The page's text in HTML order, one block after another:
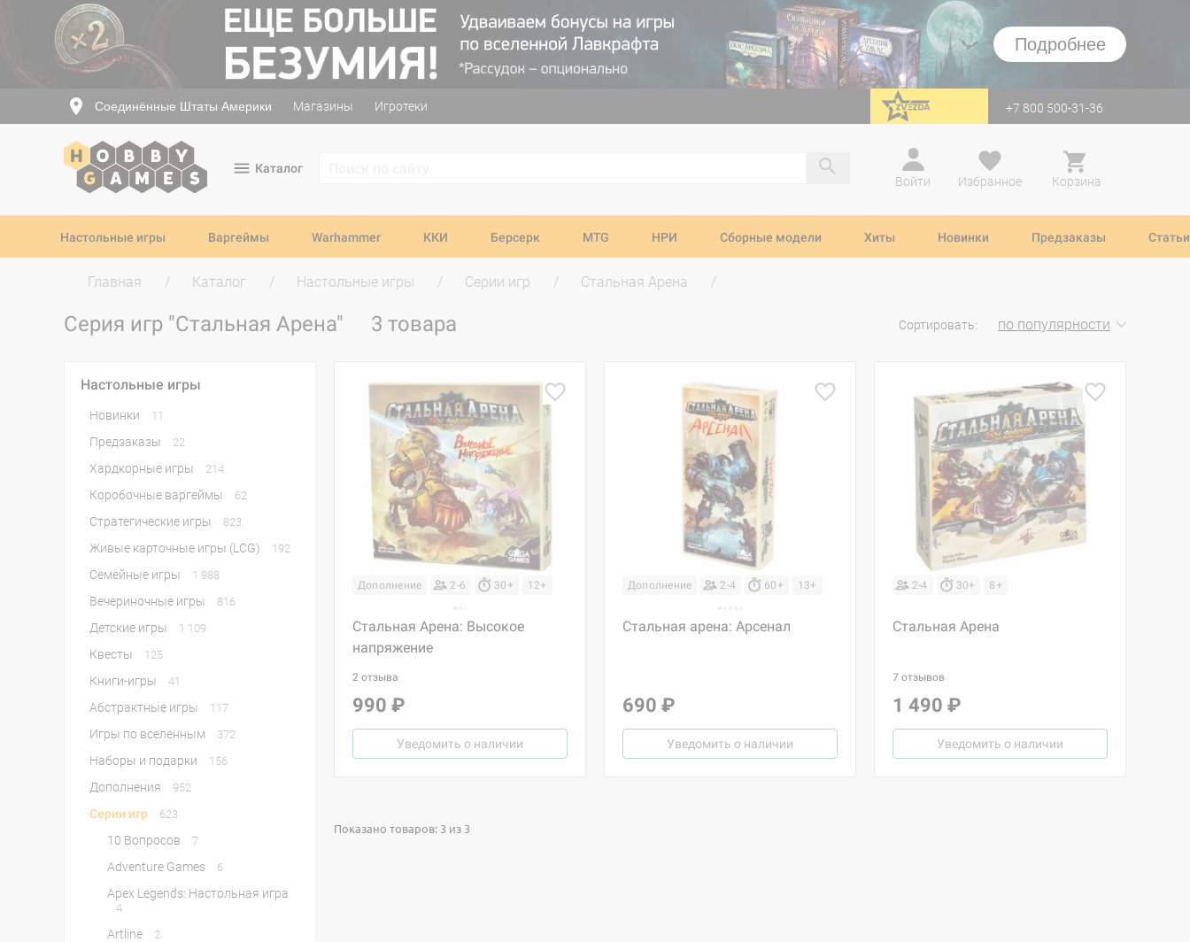
Подробнее
Соединённые Штаты Америки Магазины Игротеки перейти на Zvezda +7 800 500-31-36
Каталог
Войти
Избранное Корзина
Настольные игры Варгеймы Warhammer ККИ Берсерк MTG НРИ Сборные модели Хиты Новинки Предзаказы Статьи
Главная Каталог Настольные игры Серии игр Стальная Арена
Серия игр "Стальная Арена" 3 товара Сортировать: по популярности
Настольные игры
Новинки 11
Предзаказы 22
Хардкорные игры 214
Коробочные варгеймы 62
Стратегические игры 823
Живые карточные игры (LCG) 192
Семейные игры 1 988
Вечериночные игры 816
Детские игры 1 109
Квесты 125
Книги-игры 41
Абстрактные игры 117
Игры по вселенным 372
Наборы и подарки 156
Дополнения 952
Серии игр 623
10 Вопросов 7
Adventure Games 6
Apex Legends: Настольная игра
4
Artline 2
Дополнение 2-6 30+ 12+
Стальная Арена: Высокое
напряжение
2 отзыва
990 ₽
Уведомить о наличии
Дополнение 2-4 60+ 13+
Стальная арена: Арсенал
690 ₽
Уведомить о наличии
2-4 30+ 8+
Стальная Арена
7 отзывов
1 490 ₽
Уведомить о наличии
Показано товаров: 3 из 3